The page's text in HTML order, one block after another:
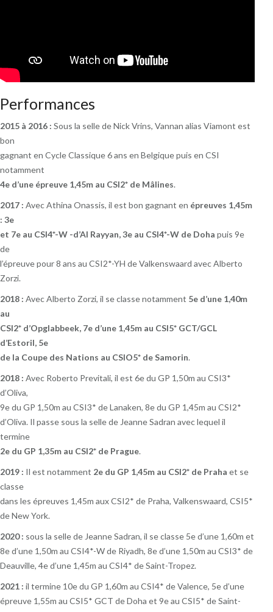
Performances
2015 à 2016 : Sous la selle de Nick Vrins, Vannan alias Viamont est
bon
gagnant en Cycle Classique 6 ans en Belgique puis en CSI
notamment
4e d’une épreuve 1,45m au CSI2* de Mâlines.
2017 : Avec Athina Onassis, il est bon gagnant en épreuves 1,45m
: 3e
et 7e au CSI4*-W -d’Al Rayyan, 3e au CSI4*-W de Doha puis 9e
de
l’épreuve pour 8 ans au CSI2*-YH de Valkenswaard avec Alberto
Zorzi.
2018 : Avec Alberto Zorzi, il se classe notamment 5e d’une 1,40m
au
CSI2* d’Opglabbeek, 7e d’une 1,45m au CSI5* GCT/GCL
d’Estoril, 5e
de la Coupe des Nations au CSIO5* de Samorin.
2018 : Avec Roberto Previtali, il est 6e du GP 1,50m au CSI3*
d’Oliva,
9e du GP 1,50m au CSI3* de Lanaken, 8e du GP 1,45m au CSI2*
d’Oliva. Il passe sous la selle de Jeanne Sadran avec lequel il
termine
2e du GP 1,35m au CSI2* de Prague.
2019 : Il est notamment 2e du GP 1,45m au CSI2* de Praha et se
classe
dans les épreuves 1,45m aux CSI2* de Praha, Valkenswaard, CSI5*
de New York.
2020 : sous la selle de Jeanne Sadran, il se classe 5e d’une 1,60m et
8e d’une 1,50m au CSI4*-W de Riyadh, 8e d’une 1,50m au CSI3* de
Deauville, 4e d’une 1,45m au CSI4* de Saint-Tropez.
2021 : il termine 10e du GP 1,60m au CSI4* de Valence, 5e d’une
épreuve 1,55m au CSI5* GCT de Doha et 9e au CSI5* de Saint-